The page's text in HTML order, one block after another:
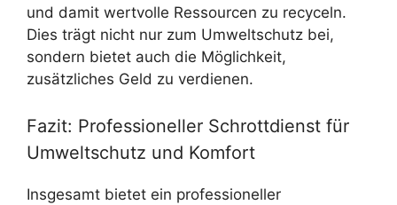
und damit wertvolle Ressourcen zu recyceln.
Dies trägt nicht nur zum Umweltschutz bei,
sondern bietet auch die Möglichkeit,
zusätzliches Geld zu verdienen.
Fazit: Professioneller Schrottdienst für
Umweltschutz und Komfort
Insgesamt bietet ein professioneller